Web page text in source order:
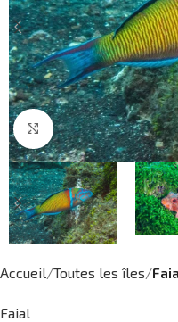
Click to enlarge
Accueil Toutes les îles
Faial